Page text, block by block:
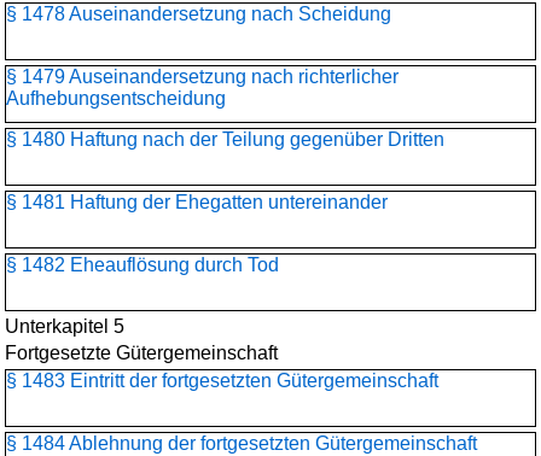
§ 1478 Auseinandersetzung nach Scheidung
§ 1479 Auseinandersetzung nach richterlicher
Aufhebungsentscheidung
§ 1480 Haftung nach der Teilung gegenüber Dritten
§ 1481 Haftung der Ehegatten untereinander
§ 1482 Eheauflösung durch Tod
Unterkapitel 5
Fortgesetzte Gütergemeinschaft
§ 1483 Eintritt der fortgesetzten Gütergemeinschaft
§ 1484 Ablehnung der fortgesetzten Gütergemeinschaft